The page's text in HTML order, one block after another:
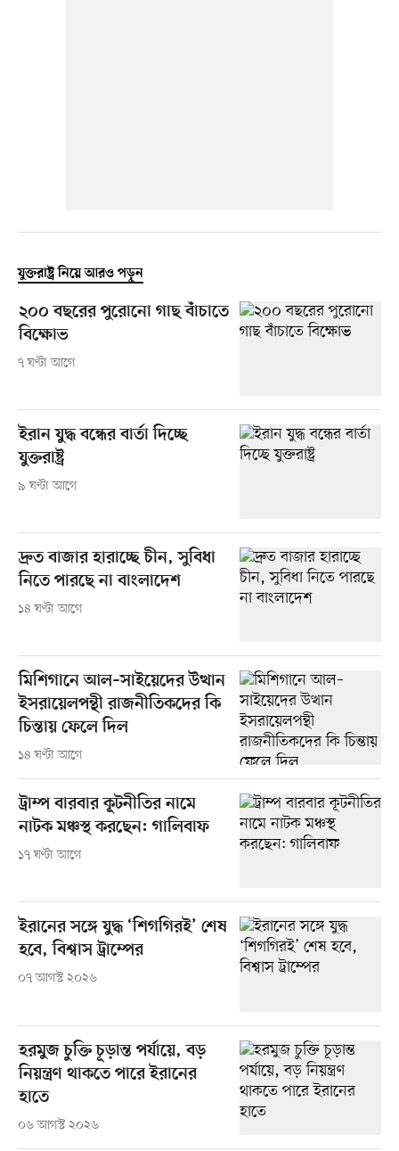
যুক্তরাষ্ট্র নিয়ে আরও পড়ুন
২০০ বছরের পুরোনো গাছ বাঁচাতে
বিক্ষোভ
৭ ঘণ্টা আগে
ইরান যুদ্ধ বন্ধের বার্তা দিচ্ছে
যুক্তরাষ্ট্র
৯ ঘণ্টা আগে
দ্রুত বাজার হারাচ্ছে চীন, সুবিধা
নিতে পারছে না বাংলাদেশ
১৪ ঘণ্টা আগে
মিশিগানে আল–সাইয়েদের উত্থান
ইসরায়েলপন্থী রাজনীতিকদের কি
চিন্তায় ফেলে দিল
১৪ ঘণ্টা আগে
ট্রাম্প বারবার কূটনীতির নামে
নাটক মঞ্চস্থ করছেন: গালিবাফ
১৭ ঘণ্টা আগে
ইরানের সঙ্গে যুদ্ধ ‘শিগগিরই’ শেষ
হবে, বিশ্বাস ট্রাম্পের
০৭ আগস্ট ২০২৬
হরমুজ চুক্তি চূড়ান্ত পর্যায়ে, বড়
নিয়ন্ত্রণ থাকতে পারে ইরানের
হাতে
০৬ আগস্ট ২০২৬